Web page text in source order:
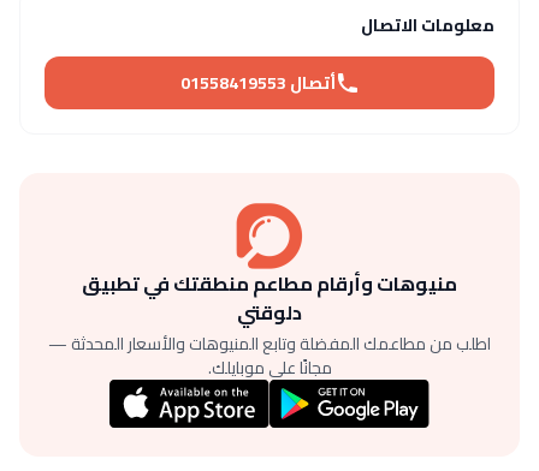
معلومات الاتصال
أتصال 01558419553
منيوهات وأرقام مطاعم منطقتك في تطبيق
دلوقتي
اطلب من مطاعمك المفضلة وتابع المنيوهات والأسعار المحدثة —
مجانًا على موبايلك.